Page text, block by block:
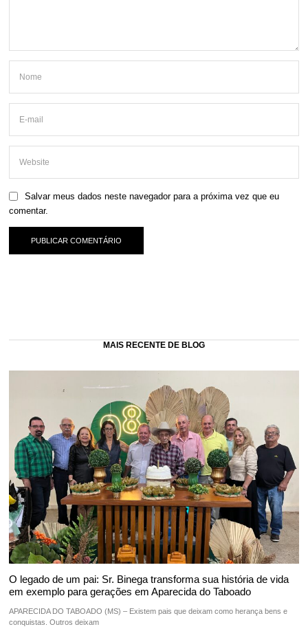
Salvar meus dados neste navegador para a próxima vez que eu
comentar.
MAIS RECENTE DE BLOG
O legado de um pai: Sr. Binega transforma sua história de vida
em exemplo para gerações em Aparecida do Taboado
APARECIDA DO TABOADO (MS) – Existem pais que deixam como herança bens e
conquistas. Outros deixam